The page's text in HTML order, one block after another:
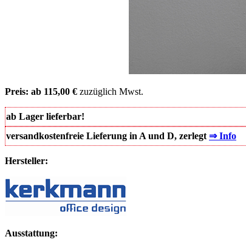
Preis: ab 115,00 € zuzüglich Mwst.
ab Lager lieferbar!
versandkostenfreie Lieferung in A und D, zerlegt ⇒Info
Hersteller:
Ausstattung: